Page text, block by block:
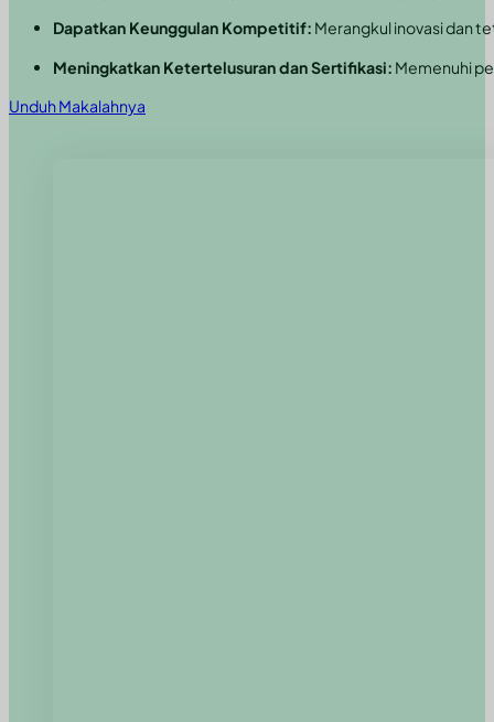
Dapatkan Keunggulan Kompetitif: Merangkul inovasi dan
Meningkatkan Ketertelusuran dan Sertifikasi: Memenuhi
Unduh Makalahnya